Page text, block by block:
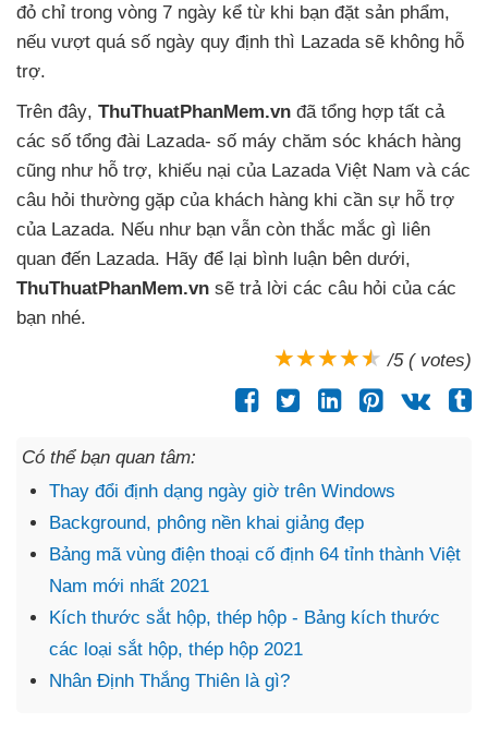
đỏ chỉ trong vòng 7 ngày kể từ khi bạn đặt sản phẩm,
nếu vượt quá số ngày quy định thì Lazada sẽ không hỗ
trợ.
Trên đây, ThuThuatPhanMem.vn đã tổng hợp tất cả
các số tổng đài Lazada- số máy chăm sóc khách hàng
cũng như hỗ trợ, khiếu nại của Lazada Việt Nam và các
câu hỏi thường gặp của khách hàng khi cần sự hỗ trợ
của Lazada. Nếu như bạn vẫn còn thắc mắc gì liên
quan đến Lazada. Hãy để lại bình luận bên dưới,
ThuThuatPhanMem.vn sẽ trả lời các câu hỏi của các
bạn nhé.
/5 ( votes)
Có thể bạn quan tâm:
Thay đổi định dạng ngày giờ trên Windows
Background, phông nền khai giảng đẹp
Bảng mã vùng điện thoại cố định 64 tỉnh thành Việt
Nam mới nhất 2021
Kích thước sắt hộp, thép hộp - Bảng kích thước
các loại sắt hộp, thép hộp 2021
Nhân Định Thắng Thiên là gì?